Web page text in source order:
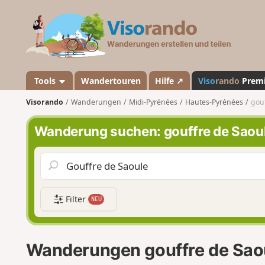
a
n
d
o
Tools Wandertouren Hilfe ↗ Visorando
Visorando Wanderungen Midi-Pyrénées Hautes-Pyrénées
Wanderung suchen: gouffre de
Filter NEU
Wanderungen gouffre de